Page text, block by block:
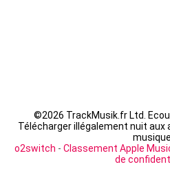
©2026 TrackMusik.fr Ltd.
Télécharger illégalement nuit
o2switch - Classement Apple
de